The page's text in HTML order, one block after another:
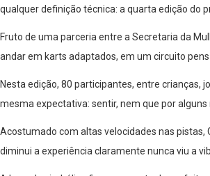
qualquer definição técnica: a quarta edição do
Fruto de uma parceria entre a Secretaria da
andar em karts adaptados, em um circuito
Nesta edição, 80 participantes, entre crianças,
mesma expectativa: sentir, nem que por
Acostumado com altas velocidades nas pistas,
diminui a experiência claramente nunca viu a